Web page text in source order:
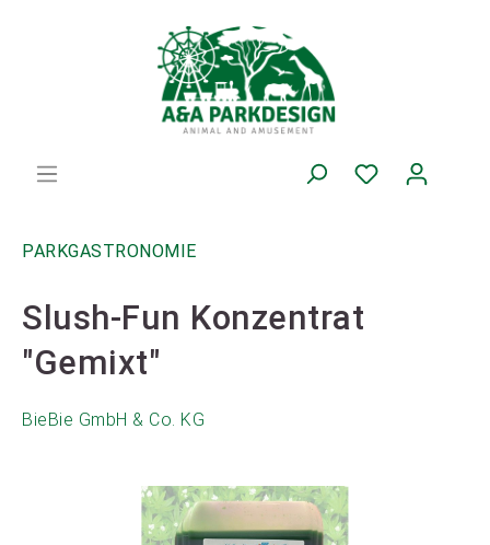
PARKGASTRONOMIE
Slush-Fun Konzentrat
"Gemixt"
BieBie GmbH & Co. KG